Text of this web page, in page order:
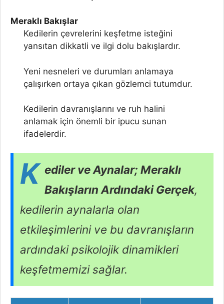
Meraklı Bakışlar
Kedilerin çevrelerini keşfetme isteğini
yansıtan dikkatli ve ilgi dolu bakışlardır.
Yeni nesneleri ve durumları anlamaya
çalışırken ortaya çıkan gözlemci tutumdur.
Kedilerin davranışlarını ve ruh halini
anlamak için önemli bir ipucu sunan
ifadelerdir.
K ediler ve Aynalar; Meraklı
Bakışların Ardındaki Gerçek,
kedilerin aynalarla olan
etkileşimlerini ve bu davranışların
ardındaki psikolojik dinamikleri
keşfetmemizi sağlar.